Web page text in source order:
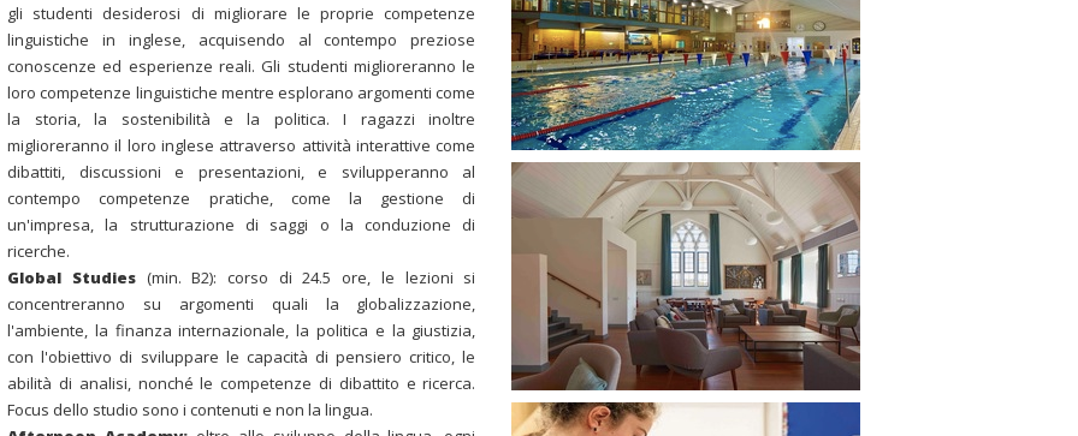
gli studenti desiderosi di migliorare le proprie competenze
linguistiche in inglese, acquisendo al contempo preziose
conoscenze ed esperienze reali. Gli studenti miglioreranno le
loro competenze linguistiche mentre esplorano argomenti come
la storia, la sostenibilità e la politica. I ragazzi inoltre
miglioreranno il loro inglese attraverso attività interattive come
dibattiti, discussioni e presentazioni, e svilupperanno al
contempo competenze pratiche, come la gestione di
un'impresa, la strutturazione di saggi o la conduzione di
ricerche.
Global Studies(min. B2): corso di 24.5 ore, le lezioni si
concentreranno su argomenti quali la globalizzazione,
l'ambiente, la finanza internazionale, la politica e la giustizia,
con l'obiettivo di sviluppare le capacità di pensiero critico, le
abilità di analisi, nonché le competenze di dibattito e ricerca.
Focus dello studio sono i contenuti e non la lingua.